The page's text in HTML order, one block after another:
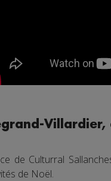
Villardier,
de Culturral
de Noël.